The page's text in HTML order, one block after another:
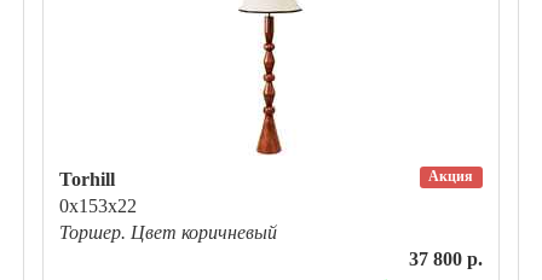
Акция
Torhill
0х153х22
Торшер. Цвет коричневый
37 800 р.